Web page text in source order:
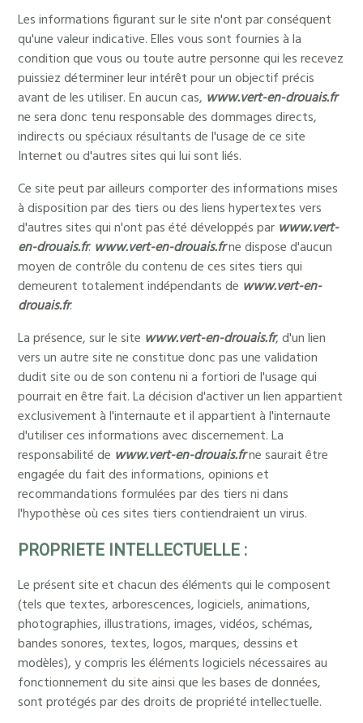
Les informations figurant sur le site n'ont par conséquent
qu'une valeur indicative. Elles vous sont fournies à la
condition que vous ou toute autre personne qui les recevez
puissiez déterminer leur intérêt pour un objectif précis
avant de les utiliser. En aucun cas, www.vert-en-drouais.fr
ne sera donc tenu responsable des dommages directs,
indirects ou spéciaux résultants de l'usage de ce site
Internet ou d'autres sites qui lui sont liés.
Ce site peut par ailleurs comporter des informations mises
à disposition par des tiers ou des liens hypertextes vers
d'autres sites qui n'ont pas été développés par www.vert-
en-drouais.fr. www.vert-en-drouais.frne dispose d'aucun
moyen de contrôle du contenu de ces sites tiers qui
demeurent totalement indépendants de www.vert-en-
drouais.fr.
La présence, sur le site www.vert-en-drouais.fr, d'un lien
vers un autre site ne constitue donc pas une validation
dudit site ou de son contenu ni a fortiori de l'usage qui
pourrait en être fait. La décision d'activer un lien appartient
exclusivement à l'internaute et il appartient à l'internaute
d'utiliser ces informations avec discernement. La
responsabilité de www.vert-en-drouais.frne saurait être
engagée du fait des informations, opinions et
recommandations formulées par des tiers ni dans
l'hypothèse où ces sites tiers contiendraient un virus.
PROPRIETE INTELLECTUELLE :
Le présent site et chacun des éléments qui le composent
(tels que textes, arborescences, logiciels, animations,
photographies, illustrations, images, vidéos, schémas,
bandes sonores, textes, logos, marques, dessins et
modèles), y compris les éléments logiciels nécessaires au
fonctionnement du site ainsi que les bases de données,
sont protégés par des droits de propriété intellectuelle.